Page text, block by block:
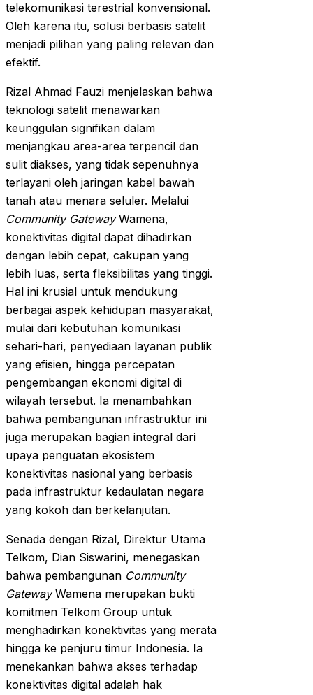
telekomunikasi terestrial konvensional.
Oleh karena itu, solusi berbasis satelit
menjadi pilihan yang paling relevan dan
efektif.
Rizal Ahmad Fauzi menjelaskan bahwa
teknologi satelit menawarkan
keunggulan signifikan dalam
menjangkau area-area terpencil dan
sulit diakses, yang tidak sepenuhnya
terlayani oleh jaringan kabel bawah
tanah atau menara seluler. Melalui
Community GatewayWamena,
konektivitas digital dapat dihadirkan
dengan lebih cepat, cakupan yang
lebih luas, serta fleksibilitas yang tinggi.
Hal ini krusial untuk mendukung
berbagai aspek kehidupan masyarakat,
mulai dari kebutuhan komunikasi
sehari-hari, penyediaan layanan publik
yang efisien, hingga percepatan
pengembangan ekonomi digital di
wilayah tersebut. Ia menambahkan
bahwa pembangunan infrastruktur ini
juga merupakan bagian integral dari
upaya penguatan ekosistem
konektivitas nasional yang berbasis
pada infrastruktur kedaulatan negara
yang kokoh dan berkelanjutan.
Senada dengan Rizal, Direktur Utama
Telkom, Dian Siswarini, menegaskan
bahwa pembangunan Community
GatewayWamena merupakan bukti
komitmen Telkom Group untuk
menghadirkan konektivitas yang merata
hingga ke penjuru timur Indonesia. Ia
menekankan bahwa akses terhadap
konektivitas digital adalah hak